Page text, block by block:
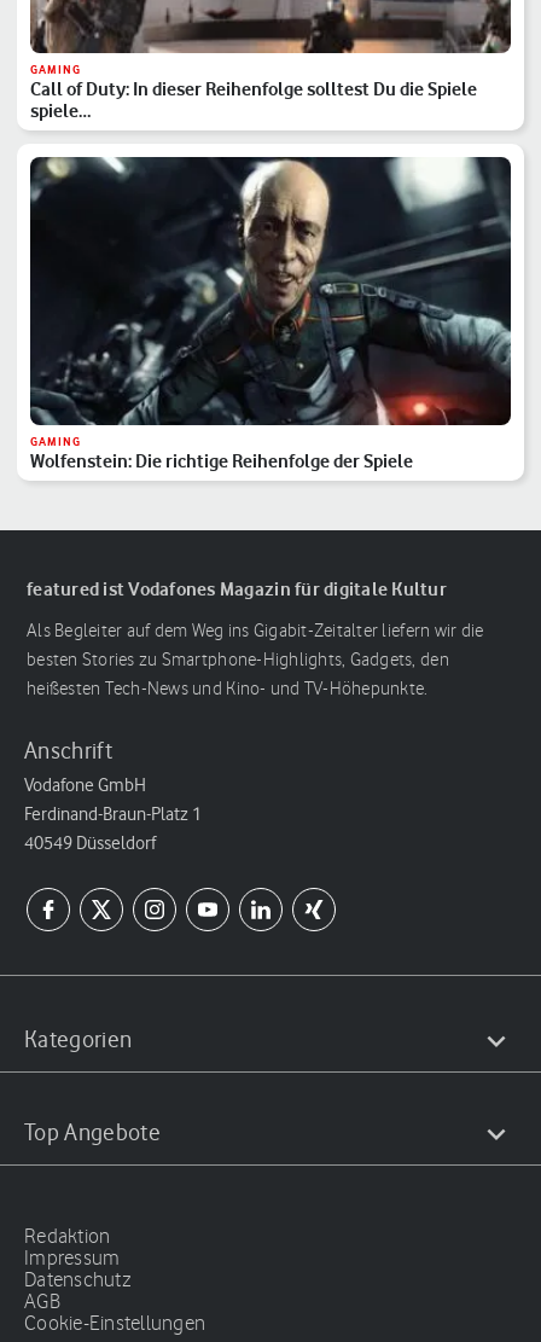
GAMING
Call of Duty: In dieser Reihenfolge solltest Du die Spiele
spiele…
GAMING
Wolfenstein: Die richtige Reihenfolge der Spiele
featured ist Vodafones Magazin für digitale Kultur
Als Begleiter auf dem Weg ins Gigabit-Zeitalter liefern wir die
besten Stories zu Smartphone-Highlights, Gadgets, den
heißesten Tech-News und Kino- und TV-Höhepunkte.
Anschrift
Vodafone GmbH
Ferdinand-Braun-Platz 1
40549 Düsseldorf
Kategorien
Top Angebote
Redaktion
Impressum
Datenschutz
AGB
Cookie-Einstellungen